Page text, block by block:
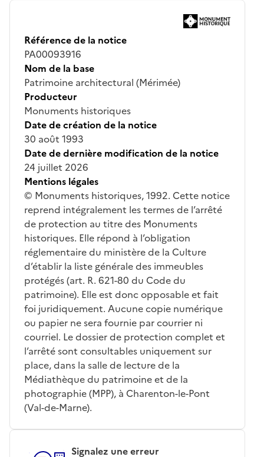
Référence de la notice
PA00093916
Nom de la base
Patrimoine architectural (Mérimée)
Producteur
Monuments historiques
Date de création de la notice
30 août 1993
Date de dernière modification de la notice
24 juillet 2026
Mentions légales
© Monuments historiques, 1992. Cette notice
reprend intégralement les termes de l’arrêté
de protection au titre des Monuments
historiques. Elle répond à l’obligation
réglementaire du ministère de la Culture
d’établir la liste générale des immeubles
protégés (art. R. 621-80 du Code du
patrimoine). Elle est donc opposable et fait
foi juridiquement. Aucune copie numérique
ou papier ne sera fournie par courrier ni
courriel. Le dossier de protection complet et
l’arrêté sont consultables uniquement sur
place, dans la salle de lecture de la
Médiathèque du patrimoine et de la
photographie (MPP), à Charenton-le-Pont
(Val-de-Marne).
Signalez une erreur